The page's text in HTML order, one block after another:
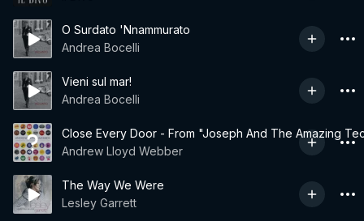
O Surdato 'Nnammurato
Andrea Bocelli
Vieni sul mar!
Andrea Bocelli
Close Every Door - From "Joseph And The Amazing
Andrew Lloyd Webber
The Way We Were
Lesley Garrett